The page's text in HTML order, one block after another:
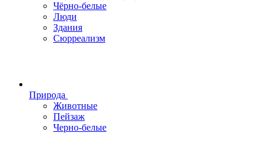
Чёрно-белые
Люди
Здания
Сюрреализм
Природа
Животные
Пейзаж
Черно-белые